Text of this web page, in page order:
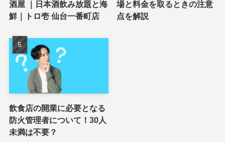
酒屋 ｜日本酒飲み放題と海
鮮｜トロ壱 仙台一番町店
場と料金を取るときの注意
点を解説
飲食店の開業に必要となる
防火管理者について！30人
未満は不要？